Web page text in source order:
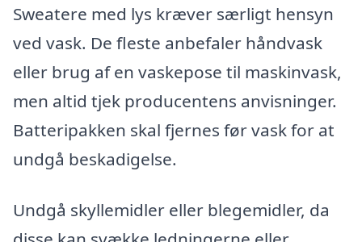
Sweatere med lys kræver særligt hensyn
ved vask. De fleste anbefaler håndvask
eller brug af en vaskepose til maskinvask,
men altid tjek producentens anvisninger.
Batteripakken skal fjernes før vask for at
undgå beskadigelse.
Undgå skyllemidler eller blegemidler, da